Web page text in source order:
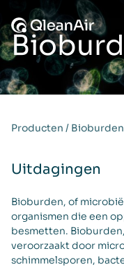
Ga naar de inhoud
Producten / Bioburden
Uitdagingen
Bioburden, of
organismen die een
besmetten.
veroorzaakt door
schimmelsporen,